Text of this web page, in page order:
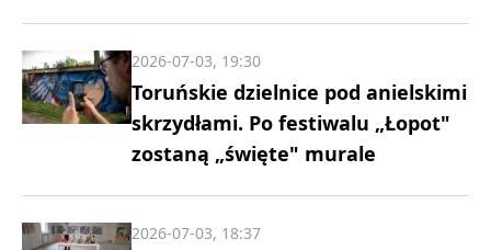
Toruńskie dzielnice pod anielskimi
skrzydłami. Po festiwalu „Łopot"
zostaną „święte" murale
2026-07-03, 19:30
2026-07-03, 18:37